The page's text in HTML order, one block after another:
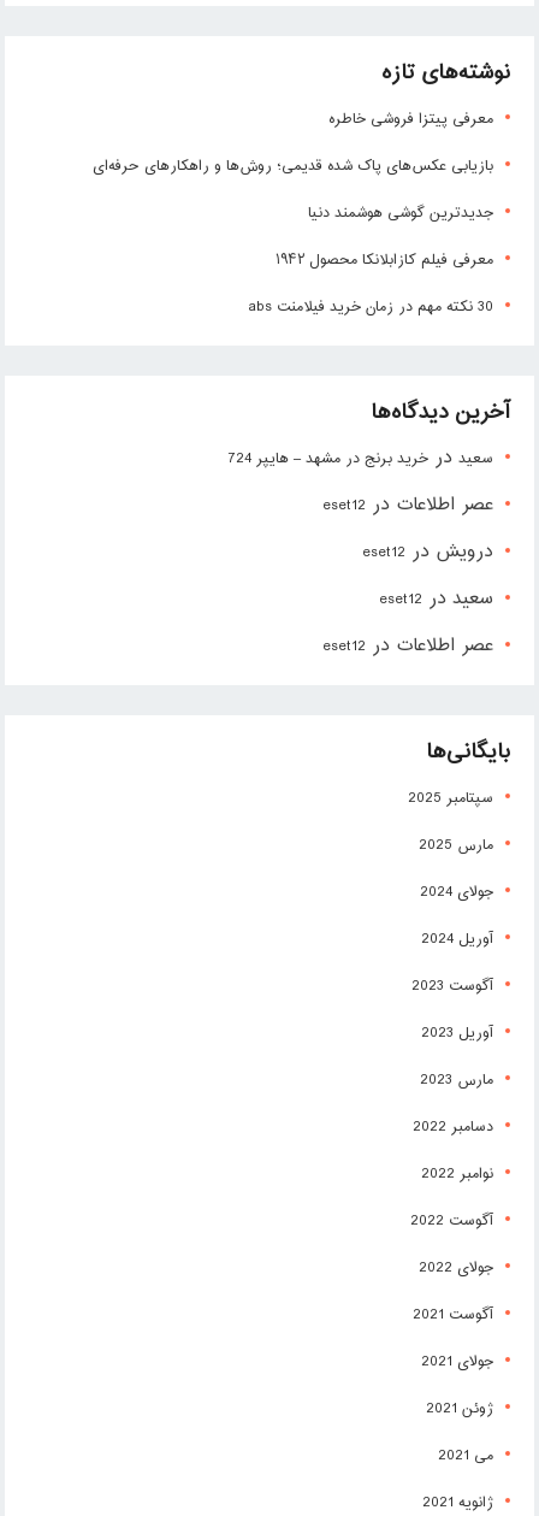
نوشته‌های تازه
معرفی پیتزا فروشی خاطره
بازیابی عکس‌های پاک شده قدیمی؛ روش‌ها و راهکارهای حرفه‌ای
جدیدترین گوشی هوشمند دنیا
معرفی فیلم کازابلانکا محصول ۱۹۴۲
30 نکته مهم در زمان خرید فیلامنت abs
آخرین دیدگاه‌ها
سعید درخرید برنج در مشهد – هایپر 724
عصر اطلاعات در eset12
درویش در eset12
سعید در eset12
عصر اطلاعات در eset12
بایگانی‌ها
سپتامبر 2025
مارس 2025
جولای 2024
آوریل 2024
آگوست 2023
آوریل 2023
مارس 2023
دسامبر 2022
نوامبر 2022
آگوست 2022
جولای 2022
آگوست 2021
جولای 2021
ژوئن 2021
می 2021
ژانویه 2021